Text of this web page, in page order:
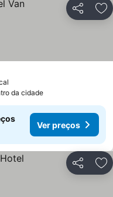
Partilhar
da cidade
Ver preços
Partilhar